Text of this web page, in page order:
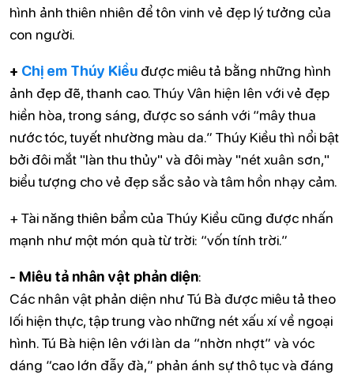
hình ảnh thiên nhiên để tôn vinh vẻ đẹp lý tưởng của
con người.
+ Chị em Thúy Kiều được miêu tả bằng những hình
ảnh đẹp đẽ, thanh cao. Thúy Vân hiện lên với vẻ đẹp
hiền hòa, trong sáng, được so sánh với “mây thua
nước tóc, tuyết nhường màu da.” Thúy Kiều thì nổi bật
bởi đôi mắt "làn thu thủy" và đôi mày "nét xuân sơn,"
biểu tượng cho vẻ đẹp sắc sảo và tâm hồn nhạy cảm.
+ Tài năng thiên bẩm của Thúy Kiều cũng được nhấn
mạnh như một món quà từ trời: “vốn tính trời.”
- Miêu tả nhân vật phản diện:
Các nhân vật phản diện như Tú Bà được miêu tả theo
lối hiện thực, tập trung vào những nét xấu xí về ngoại
hình. Tú Bà hiện lên với làn da “nhờn nhợt” và vóc
dáng “cao lớn đẫy đà,” phản ánh sự thô tục và đáng